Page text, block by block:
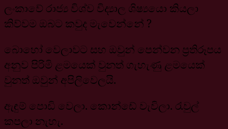
ලංකාවේ රාජ්‍ය විශ්ව විද්‍යාල ශිෂ්‍යයො කියලා
කිව්වම ඔබට කවුද මැවෙන්නේ ?
බොහෝ වෙලාවට සහ ඔවුන් පෙන්වන ප්‍රතිරූපය
අනුව පිරිමි ළමයෙක් වුනත් ගැහැණු ළමයෙක්
වුනත් ඔවුන් අපිලිවෙලයි.
ඇඳුම් පොඩි වෙලා. කොන්ඩේ වැවිලා. රැවුල්
කපලා නැහැ.